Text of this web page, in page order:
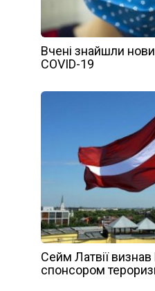
Вчені знайшли
COVID-19
Сейм Латвії
спонсором